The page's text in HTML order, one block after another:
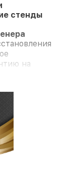
стенды
на